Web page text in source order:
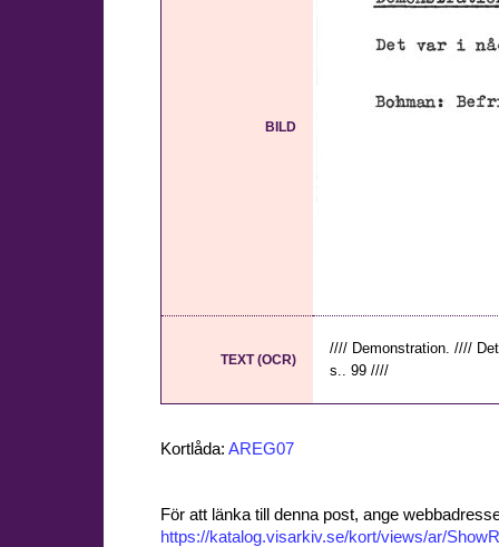
BILD
TEXT (OCR)
//// Demonstration. ////
s.. 99 ////
Kortlåda: AREG07
För att länka till denna post, ange
https://katalog.visarkiv.se/kort/views/ar/